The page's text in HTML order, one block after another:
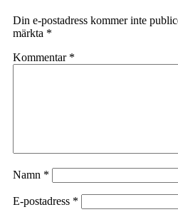
Din e-postadress kommer inte
märkta *
Kommentar *
Namn *
E-postadress *